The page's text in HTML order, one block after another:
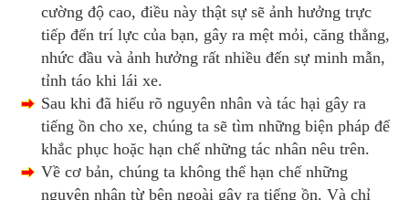
cường độ cao, điều này thật sự sẽ ảnh hưởng trực
tiếp đến trí lực của bạn, gây ra mệt mỏi, căng thẳng,
nhức đầu và ảnh hưởng rất nhiều đến sự minh mẫn,
tỉnh táo khi lái xe.
Sau khi đã hiểu rõ nguyên nhân và tác hại gây ra
tiếng ồn cho xe, chúng ta sẽ tìm những biện pháp để
khắc phục hoặc hạn chế những tác nhân nêu trên.
Về cơ bản, chúng ta không thể hạn chế những
nguyên nhân từ bên ngoài gây ra tiếng ồn. Và chỉ